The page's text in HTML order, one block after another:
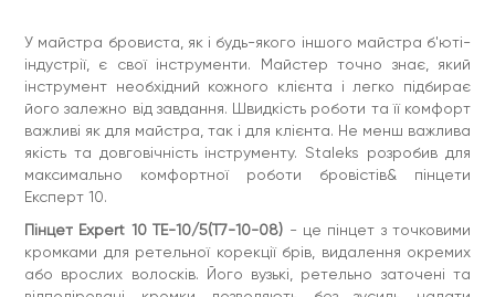
пінцет не ушкоджує шкірний покрив під час корекції;
укорочені ручки - зручність у роботі для майстра з
маленькими руками;
тонкі (0,1 мм) кромки інструменту – захоплення та
видалення відбувається з коренем і без обламування
навіть найнеподатливіших, коротких і ламких
волосків;
легкий хід і, здавалося б, незначний скіс ручок – рука
майстра знаходиться у зручному положенні під час
процедури, менше втомлюється та ефективніше
проводить корекцію;
щічки заточені під гострим кутом для зручності
корекції брів.
Робота має приносити дохід та задоволення.
Примірявши одного разу пінцет Експерт 10 TE-10/5
У майстра бровиста, як і будь-якого іншого майстра б'юті-
індустрії, є свої інструменти. Майстер точно знає, який
інструмент необхідний кожного клієнта і легко підбирає
його залежно від завдання. Швидкість роботи та її комфорт
важливі як для майстра, так і для клієнта. Не менш важлива
якість та довговічність інструменту. Staleks розробив для
максимально комфортної роботи бровістів& пінцети
Експерт 10.
Пінцет Expert 10 TE-10/5(Т7-10-08) - це пінцет з точковими
кромками для ретельної корекції брів, видалення окремих
або врослих волосків. Його вузькі, ретельно заточені та